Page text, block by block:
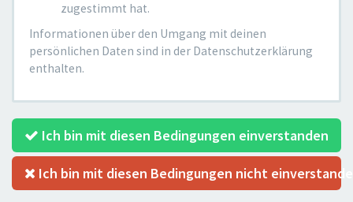
zugestimmt hat.
Informationen über den Umgang mit deinen
persönlichen Daten sind in der Datenschutzerklärung
enthalten.
Ich bin mit diesen Bedingungen einverstanden
Ich bin mit diesen Bedingungen nicht